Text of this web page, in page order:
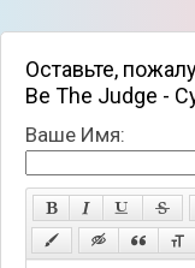
Оставьте,
Be The Judge -
Ваше Имя: